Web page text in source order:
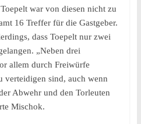
war von diesen nicht zu
16 Treffer für die Gastgeber.
dass Toepelt nur zwei
„Neben drei
allem durch Freiwürfe
verteidigen sind, auch wenn
Abwehr und den Torleuten
Mischok.